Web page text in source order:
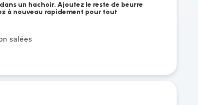
un hachoir. Ajoutez le reste de beurre
à nouveau rapidement pour tout
salées